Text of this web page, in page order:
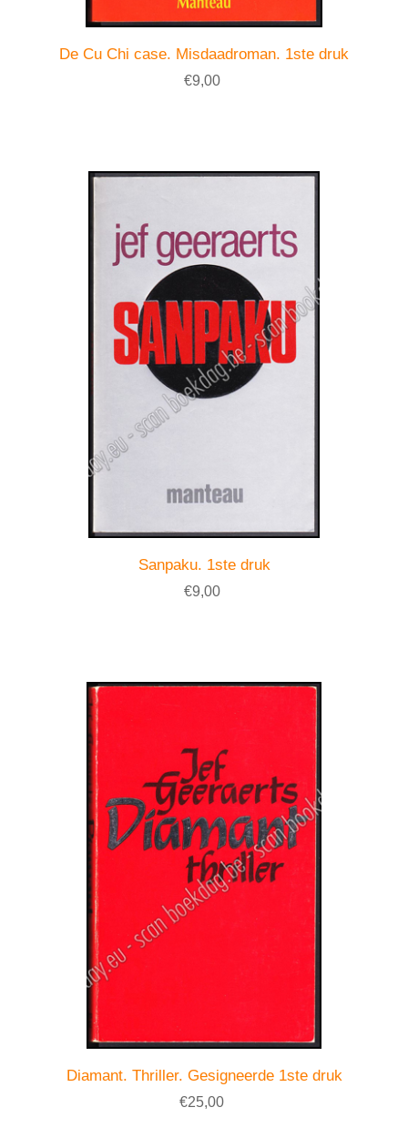
De Cu Chi case. Misdaadroman. 1ste druk
€9,00
Sanpaku. 1ste druk
€9,00
Diamant. Thriller. Gesigneerde 1ste druk
€25,00